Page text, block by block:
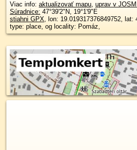
Viac info: aktualizovať mapu, uprav v
Súradnice: 47°39'2"N, 19°1'9"E
stiahni GPX, lon: 19.019317376849752, lat:
type: place, og locality: Pomáz,